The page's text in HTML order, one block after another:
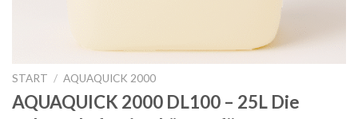
START / AQUAQUICK 2000
AQUAQUICK 2000 DL100 – 25L Die